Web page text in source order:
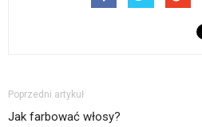
Poprzedni artykuł
Jak farbować włosy?